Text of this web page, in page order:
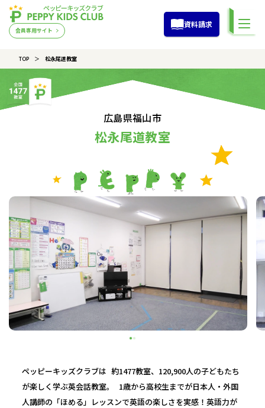
会員専用サイト
資料請求
TOP 松永尾道教室
広島県福山市
松永尾道教室
ペッピーキッズクラブは 約1477教室、120,900人の子どもたち
が楽しく学ぶ英会話教室。 1歳から高校生までが日本人・外国
人講師の「ほめる」レッスンで英語の楽しさを実感！英語力が